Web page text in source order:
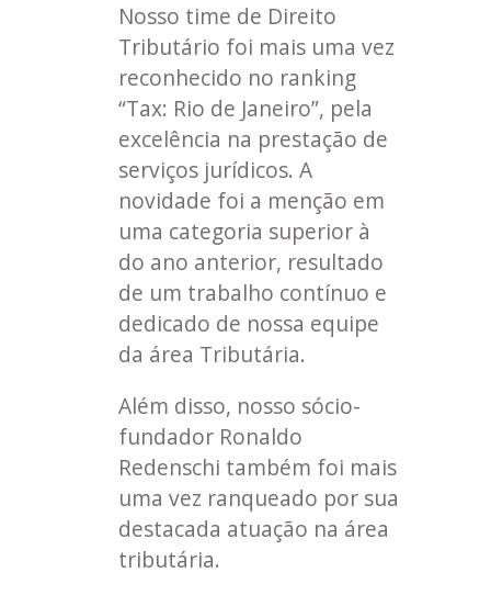
Nosso time de Direito
Tributário foi mais uma vez
reconhecido no ranking
“Tax: Rio de Janeiro”, pela
excelência na prestação de
serviços jurídicos. A
novidade foi a menção em
uma categoria superior à
do ano anterior, resultado
de um trabalho contínuo e
dedicado de nossa equipe
da área Tributária.
Além disso, nosso sócio-
fundador Ronaldo
Redenschi também foi mais
uma vez ranqueado por sua
destacada atuação na área
tributária.